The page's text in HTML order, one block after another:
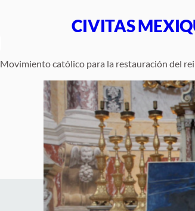
CIVITAS
Movimiento católico para la restauración del